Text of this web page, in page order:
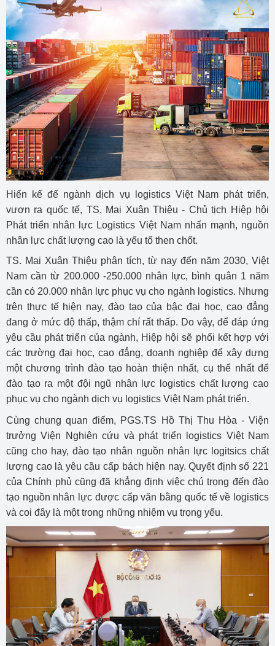
Hiến kế để ngành dịch vụ logistics Việt Nam phát triển,
vươn ra quốc tế, TS. Mai Xuân Thiệu - Chủ tịch Hiệp hội
Phát triển nhân lực Logistics Việt Nam nhấn mạnh, nguồn
nhân lực chất lượng cao là yếu tố then chốt.
TS. Mai Xuân Thiệu phân tích, từ nay đến năm 2030, Việt
Nam cần từ 200.000 -250.000 nhân lực, bình quân 1 năm
cần có 20.000 nhân lực phục vụ cho ngành logistics. Nhưng
trên thực tế hiện nay, đào tạo của bậc đại học, cao đẳng
đang ở mức độ thấp, thậm chí rất thấp. Do vậy, để đáp ứng
yêu cầu phát triển của ngành, Hiệp hội sẽ phối kết hợp với
các trường đại học, cao đẳng, doanh nghiệp để xây dựng
một chương trình đào tạo hoàn thiện nhất, cụ thể nhất để
đào tạo ra một đội ngũ nhân lực logistics chất lượng cao
phục vụ cho ngành dịch vụ logistics Việt Nam phát triển.
Cùng chung quan điểm, PGS.TS Hồ Thị Thu Hòa - Viện
trưởng Viện Nghiên cứu và phát triển logistics Việt Nam
cũng cho hay, đào tạo nhân nguồn nhân lực logitsics chất
lượng cao là yêu cầu cấp bách hiện nay. Quyết định số 221
của Chính phủ cũng đã khẳng định việc chú trọng đến đào
tạo nguồn nhân lực được cấp văn bằng quốc tế về logistics
và coi đây là một trong những nhiệm vụ trọng yếu.